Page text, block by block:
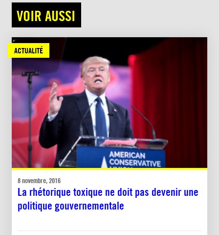
VOIR AUSSI
ACTUALITÉ
8 novembre, 2016
La rhétorique toxique ne doit pas devenir une
politique gouvernementale